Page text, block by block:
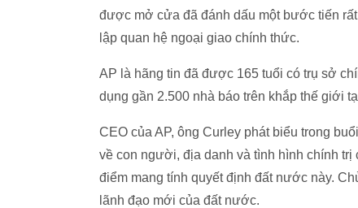
được mở cửa đã đánh dấu một bước tiến
lập quan hệ ngoại giao chính thức.
AP là hãng tin đã được 165 tuổi có trụ sở
dụng gần 2.500 nhà báo trên khắp thế giới
CEO của AP, ông Curley phát biểu trong
về con người, địa danh và tình hình chính trị
điểm mang tính quyết định đất nước này.
lãnh đạo mới của đất nước.